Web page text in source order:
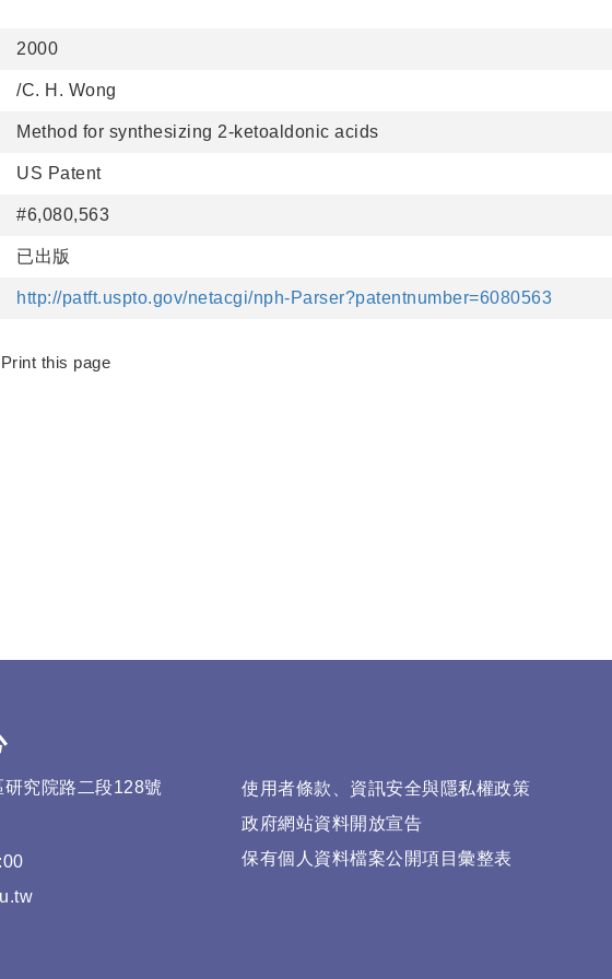
2000
/C. H. Wong
Method for synthesizing 2-ketoaldonic acids
US Patent
#6,080,563
已出版
http://patft.uspto.gov/netacgi/nph-Parser?patentnumber=6080563
Print this page
究院路二段128號
使用者條款、資訊安全與隱私權政策
政府網站資料開放宣告
保有個人資料檔案公開項目彙整表